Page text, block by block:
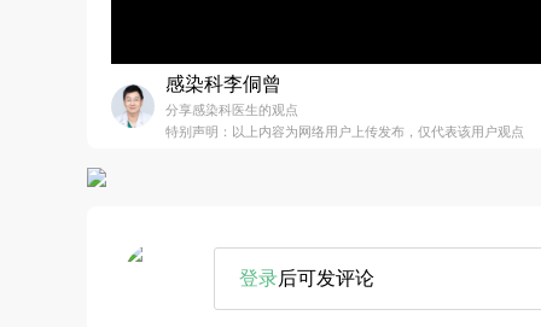
感染科李侗曾
分享感染科医生的观点
特别声明：以上内容为网络用户上传发布，仅代表该用户观点
登录后可发评论